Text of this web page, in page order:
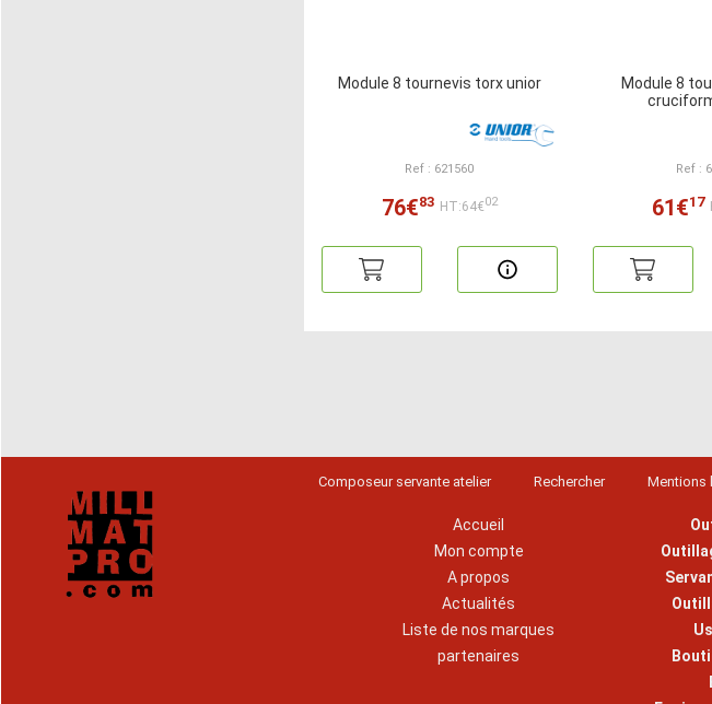
Module 8 tournevis torx unior
Ref : 621560
76€83 HT:64€02
Module 8
Ref :
61€17
Composeur servante atelier Rechercher Mentions
Accueil
Mon compte
A propos
Actualités
Liste de nos marques
partenaires